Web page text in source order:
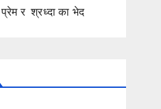
प्रेम र श्रध्दा का भेद